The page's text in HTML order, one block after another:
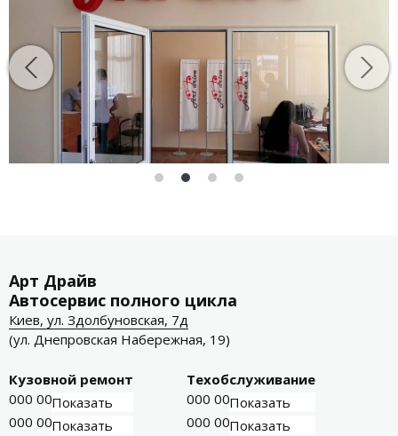
Арт Драйв
Автосервис полного цикла
Киев, ул. Здолбуновская, 7д
(ул. Днепровская Набережная, 19)
Кузовной ремонт
000 000-00-01
Показать
000 000-00-02
Показать
Техобслуживание
000 000-00-03
Показать
000 000-00-04
Показать